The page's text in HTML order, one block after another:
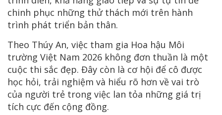
chinh phục những thử thách mới trên hành
trình phát triển bản thân.
Theo Thúy An, việc tham gia Hoa hậu Môi
trường Việt Nam 2026 không đơn thuần là một
cuộc thi sắc đẹp. Đây còn là cơ hội để cô được
học hỏi, trải nghiệm và hiểu rõ hơn về vai trò
của người trẻ trong việc lan tỏa những giá trị
tích cực đến cộng đồng.